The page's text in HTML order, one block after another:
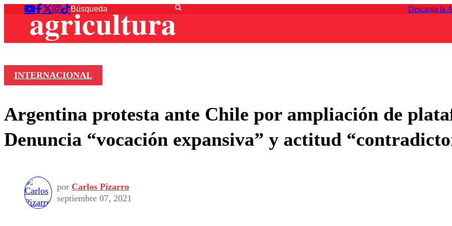
Descarga la
INTERNACIONAL
Argentina protesta ante Chile por ampliación de
Denuncia “vocación expansiva” y actitud
por Carlos Pizarro
septiembre 07, 2021